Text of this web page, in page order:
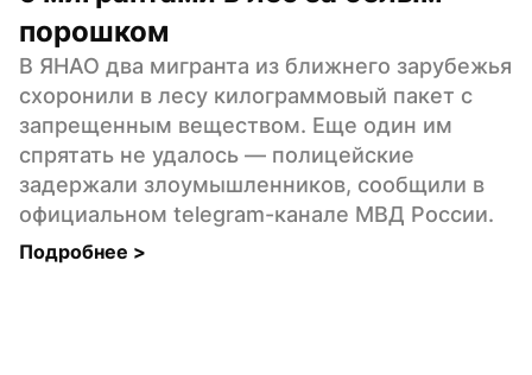
порошком
В ЯНАО два мигранта из ближнего зарубежья
схоронили в лесу килограммовый пакет с
запрещенным веществом. Еще один им
спрятать не удалось — полицейские
задержали злоумышленников, сообщили в
официальном telegram-канале МВД России.
Подробнее >